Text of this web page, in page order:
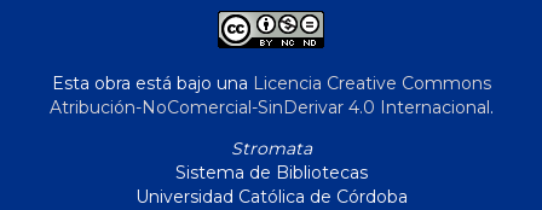
Esta obra está bajo una Licencia Creative Commons
Atribución-NoComercial-SinDerivar 4.0 Internacional.
Stromata
Sistema de Bibliotecas
Universidad Católica de Córdoba